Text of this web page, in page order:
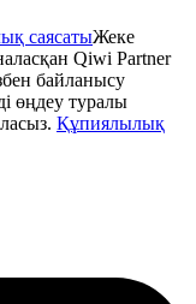
саясатыЖеке
Qiwi Partner
байланысу
өңдеу туралы
Құпиялылық